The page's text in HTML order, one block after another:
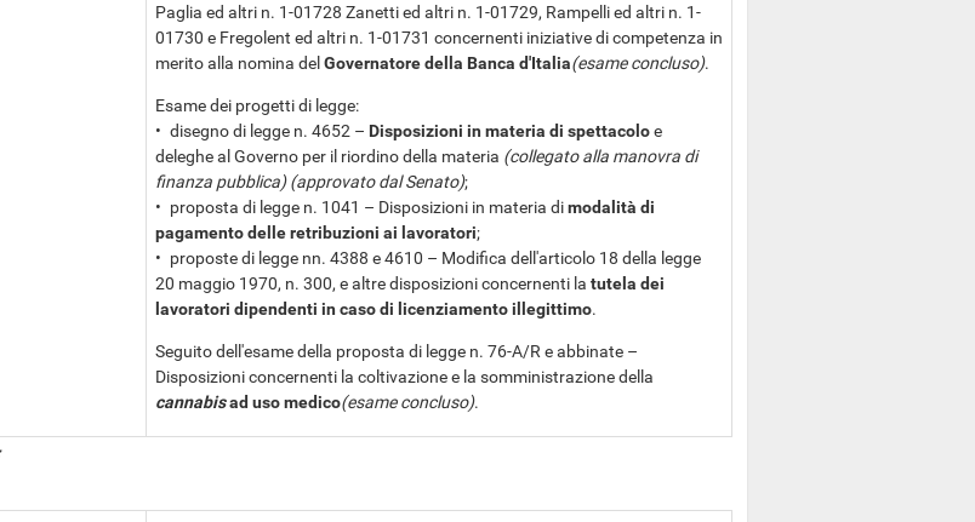
Paglia ed altri n. 1-01728 Zanetti ed altri n. 1-01729, Rampelli ed altri n. 1-
01730 e Fregolent ed altri n. 1-01731 concernenti iniziative di competenza in
merito alla nomina delGovernatore della Banca d'Italia(esame concluso).
Esame dei progetti di legge:
• disegno di legge n. 4652 – Disposizioni in materia di spettacoloe
deleghe al Governo per il riordino della materia (collegato alla manovra di
finanza pubblica) (approvato dal Senato);
• proposta di legge n. 1041 – Disposizioni in materia dimodalità di
pagamento delle retribuzioni ai lavoratori;
• proposte di legge nn. 4388 e 4610 – Modifica dell'articolo 18 della legge
20 maggio 1970, n. 300, e altre disposizioni concernenti la tutela dei
lavoratori dipendenti in caso di licenziamento illegittimo.
Seguito dell'esame della proposta di legge n. 76-A/R e abbinate –
Disposizioni concernenti la coltivazione e la somministrazione della
cannabisad uso medico(esame concluso).